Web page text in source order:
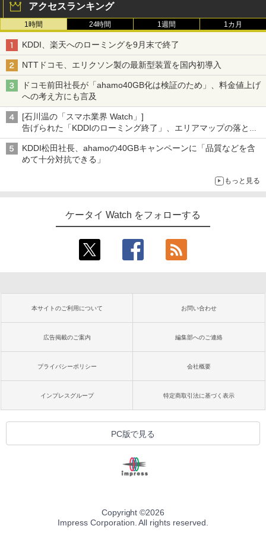
アクセスランキング
1時間 24時間 1週間 1カ月
KDDI、楽天へのローミングを9月末で終了
NTTドコモ、エリクソン製の最新型装置を国内初導入
ドコモ前田社長が「ahamo40GB化は検証のため」、料金値上げ
への考え方にも言及
[石川温の「スマホ業界 Watch」]
告げられた「KDDIのローミング終了」、エリアマップの落とし
穴と楽天モバイルの課題
KDDI松田社長、ahamoの40GBキャンペーンに「品質などを含
めて十分対抗できる」
もっと見る
ケータイ Watch をフォローする
本サイトのご利用について お問い合わせ
広告掲載のご案内 編集部へのご連絡
プライバシーポリシー 会社概要
インプレスグループ 特定商取引法に基づく表示
PC版で見る
Copyright ©2026
Impress Corporation. All rights reserved.